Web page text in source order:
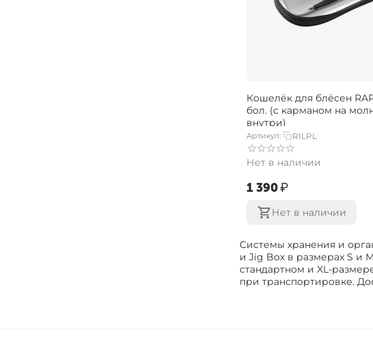
Системы хранения и
и Jig Box в размерах S и
стандартном и XL-
при транспортировке.
Кошелёк для блёсен
бол. (с карманом на
внутри)
Артикул: RILPL
Нет в наличии
‍1 390‍₽
Нет в наличии